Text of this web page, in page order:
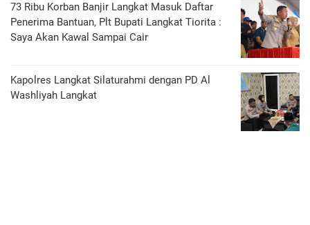
73 Ribu Korban Banjir Langkat Masuk Daftar
Penerima Bantuan, Plt Bupati Langkat Tiorita :
Saya Akan Kawal Sampai Cair
Kapolres Langkat Silaturahmi dengan PD Al
Washliyah Langkat